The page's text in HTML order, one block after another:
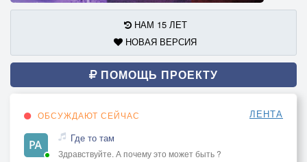
НАМ 15 ЛЕТ
НОВАЯ ВЕРСИЯ
ПОМОЩЬ ПРОЕКТУ
ОБСУЖДАЮТ СЕЙЧАС ЛЕНТА
Где то там
Здравствуйте. А почему это может быть ?